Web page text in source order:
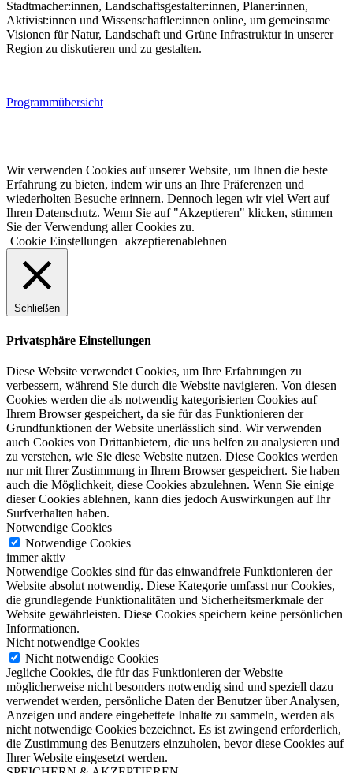
Stadtmacher:innen, Landschaftsgestalter:innen, Planer:innen,
Aktivist:innen und Wissenschaftler:innen online, um gemeinsame
Visionen für Natur, Landschaft und Grüne Infrastruktur in unserer
Region zu diskutieren und zu gestalten.
Programmübersicht
Wir verwenden Cookies auf unserer Website, um Ihnen die beste
Erfahrung zu bieten, indem wir uns an Ihre Präferenzen und
wiederholten Besuche erinnern. Dennoch legen wir viel Wert auf
Ihren Datenschutz. Wenn Sie auf "Akzeptieren" klicken, stimmen
Sie der Verwendung aller Cookies zu.
Cookie Einstellungen
akzeptierenablehnen
Schließen
Privatsphäre Einstellungen
Diese Website verwendet Cookies, um Ihre Erfahrungen zu
verbessern, während Sie durch die Website navigieren. Von diesen
Cookies werden die als notwendig kategorisierten Cookies auf
Ihrem Browser gespeichert, da sie für das Funktionieren der
Grundfunktionen der Website unerlässlich sind. Wir verwenden
auch Cookies von Drittanbietern, die uns helfen zu analysieren und
zu verstehen, wie Sie diese Website nutzen. Diese Cookies werden
nur mit Ihrer Zustimmung in Ihrem Browser gespeichert. Sie haben
auch die Möglichkeit, diese Cookies abzulehnen. Wenn Sie einige
dieser Cookies ablehnen, kann dies jedoch Auswirkungen auf Ihr
Surfverhalten haben.
Notwendige Cookies
Notwendige Cookies
immer aktiv
Notwendige Cookies sind für das einwandfreie Funktionieren der
Website absolut notwendig. Diese Kategorie umfasst nur Cookies,
die grundlegende Funktionalitäten und Sicherheitsmerkmale der
Website gewährleisten. Diese Cookies speichern keine persönlichen
Informationen.
Nicht notwendige Cookies
Nicht notwendige Cookies
Jegliche Cookies, die für das Funktionieren der Website
möglicherweise nicht besonders notwendig sind und speziell dazu
verwendet werden, persönliche Daten der Benutzer über Analysen,
Anzeigen und andere eingebettete Inhalte zu sammeln, werden als
nicht notwendige Cookies bezeichnet. Es ist zwingend erforderlich,
die Zustimmung des Benutzers einzuholen, bevor diese Cookies auf
Ihrer Website eingesetzt werden.